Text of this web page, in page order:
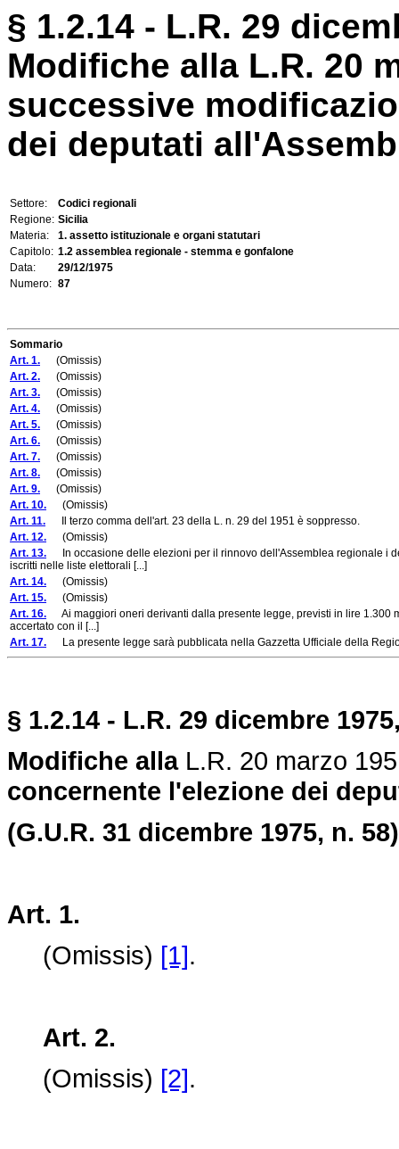
§ 1.2.14 - L.R. 29
Modifiche alla L.R. 20
successive
dei deputati
Settore:
Codici regionali
Regione: Sicilia
Materia:
1. assetto istituzionale e organi statutari
Capitolo: 1.2 assemblea regionale - stemma e gonfalone
Data:
29/12/1975
Numero: 87
Sommario
Art. 1. (Omissis)
Art. 2. (Omissis)
Art. 3. (Omissis)
Art. 4. (Omissis)
Art. 5. (Omissis)
Art. 6. (Omissis)
Art. 7. (Omissis)
Art. 8. (Omissis)
Art. 9. (Omissis)
Art. 10. (Omissis)
Art. 11. Il terzo comma dell'art. 23 della L. n. 29 del 1951 è soppresso.
Art. 12. (Omissis)
Art. 13. In occasione delle elezioni per il rinnovo dell'Assemblea regionale i
iscritti nelle liste elettorali [...]
Art. 14. (Omissis)
Art. 15. (Omissis)
Art. 16. Ai maggiori oneri derivanti dalla presente legge, previsti in lire 1.300
accertato con il [...]
Art. 17. La presente legge sarà pubblicata nella Gazzetta Ufficiale della
§ 1.2.14 - L.R. 29 dicembre
Modifiche alla L.R. 20 marzo
concernente l'elezione dei
(G.U.R. 31 dicembre 1975, n.
Art. 1.
(Omissis) [1].
Art. 2.
(Omissis) [2].